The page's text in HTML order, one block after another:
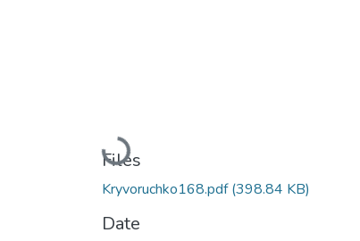
Loading...
Files
Kryvoruchko168.pdf(398.84 KB)
Date